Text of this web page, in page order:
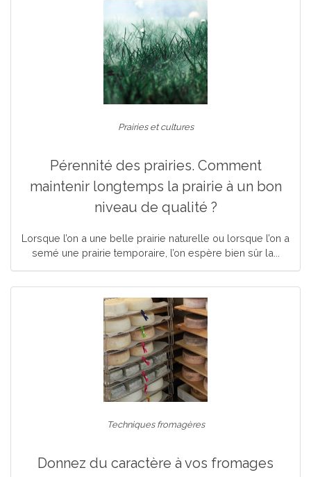
Prairies et cultures
Pérennité des prairies. Comment
maintenir longtemps la prairie à un bon
niveau de qualité ?
Lorsque l’on a une belle prairie naturelle ou lorsque l’on a
semé une prairie temporaire, l’on espère bien sûr la...
Techniques fromagères
Donnez du caractère à vos fromages